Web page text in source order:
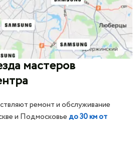
мастеров
ремонт и обслуживание
и Подмосковьедо 30 км от